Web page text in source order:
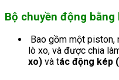
Bộ chuyền động bằng
Bao gồm một piston,
lò xo, và được chia
xo) và tác động kép